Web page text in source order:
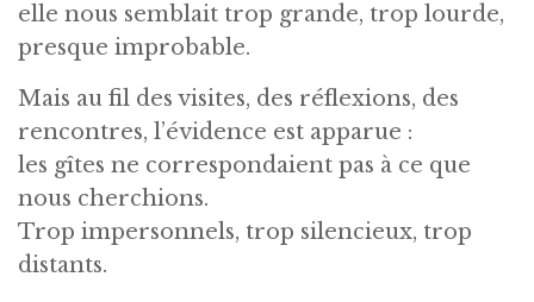
elle nous semblait trop grande, trop lourde,
presque improbable.
Mais au fil des visites, des réflexions, des
rencontres, l’évidence est apparue :
les gîtes ne correspondaient pas à ce que
nous cherchions.
Trop impersonnels, trop silencieux, trop
distants.